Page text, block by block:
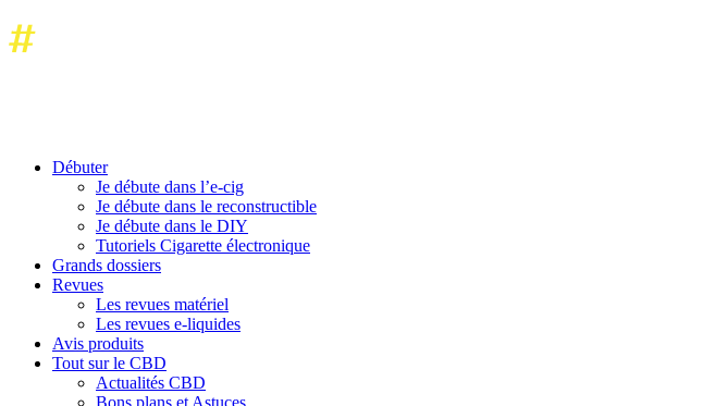
Débuter
Je débute dans l’e-cig
Je débute dans le reconstructible
Je débute dans le DIY
Tutoriels Cigarette électronique
Grands dossiers
Revues
Les revues matériel
Les revues e-liquides
Avis produits
Tout sur le CBD
Actualités CBD
Bons plans et Astuces